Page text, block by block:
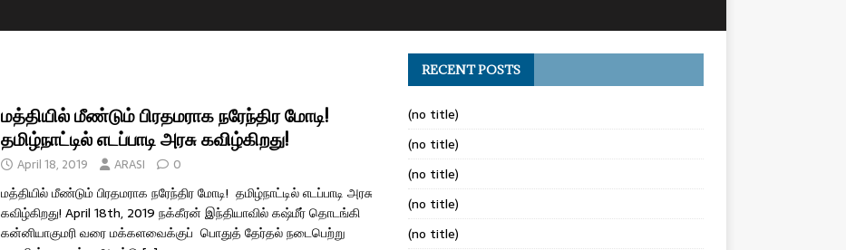
மத்தியில் மீண்டும் பிரதமராக நரேந்திர மோடி!
தமிழ்நாட்டில் எடப்பாடி அரசு கவிழ்கிறது!
April 18, 2019 ARASI 0
மத்தியில் மீண்டும் பிரதமராக நரேந்திர மோடி! தமிழ்நாட்டில் எடப்பாடி அரசு
கவிழ்கிறது! April 18th, 2019 நக்கீரன் இந்தியாவில் கஷ்மீர் தொடங்கி
கன்னியாகுமரி வரை மக்களவைக்குப் பொதுத் தேர்தல் நடைபெற்று
RECENT POSTS
(no title)
(no title)
(no title)
(no title)
(no title)